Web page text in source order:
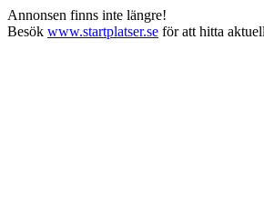
Annonsen finns inte längre!
Besök www.startplatser.se för att hitta